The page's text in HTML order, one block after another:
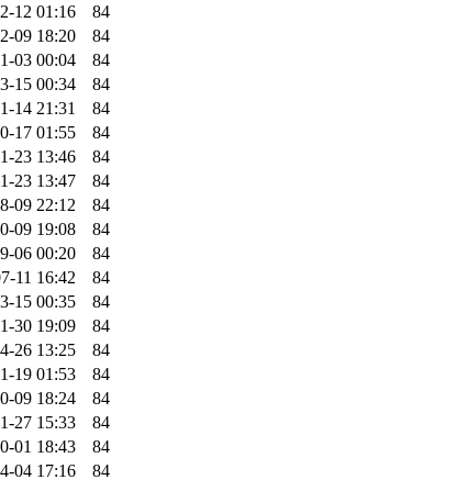
12 01:16
84
09 18:20
84
03 00:04
84
15 00:34
84
14 21:31
84
17 01:55
84
23 13:46
84
23 13:47
84
09 22:12
84
09 19:08
84
06 00:20
84
11 16:42
84
15 00:35
84
30 19:09
84
26 13:25
84
19 01:53
84
09 18:24
84
27 15:33
84
01 18:43
84
04 17:16 84